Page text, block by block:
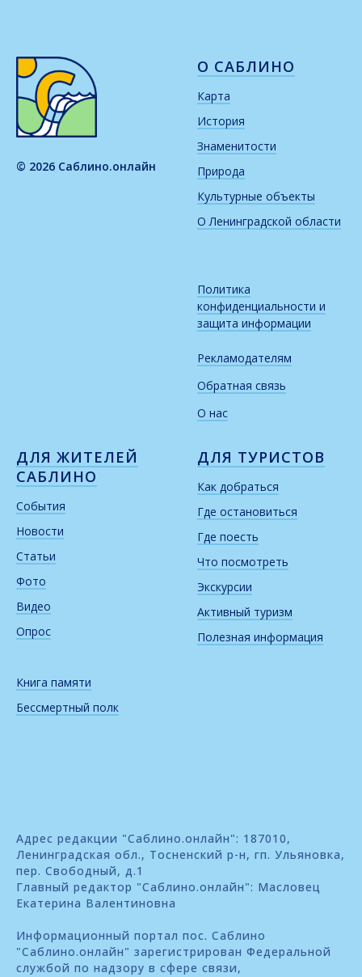
© 2026 Саблино.онлайн
О САБЛИНО
Карта
История
Знаменитости
Природа
Культурные объекты
О Ленинградской области
Политика
конфиденциальности и
защита информации
Рекламодателям
Обратная связь
О нас
ДЛЯ ЖИТЕЛЕЙ
САБЛИНО
События
Новости
Статьи
Фото
Видео
Опрос
Книга памяти
Бессмертный полк
ДЛЯ ТУРИСТОВ
Как добраться
Где остановиться
Где поесть
Что посмотреть
Экскурсии
Активный туризм
Полезная информация
Адрес редакции "Саблино.онлайн": 187010,
Ленинградская обл., Тосненский р-н, гп. Ульяновка,
пер. Свободный, д.1
Главный редактор "Саблино.онлайн": Масловец
Екатерина Валентиновна
Информационный портал пос. Саблино
"Саблино.онлайн" зарегистрирован Федеральной
службой по надзору в сфере связи,